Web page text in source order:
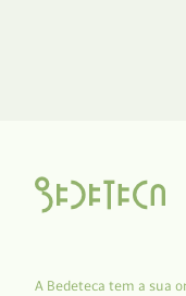
A Bedeteca tem a sua